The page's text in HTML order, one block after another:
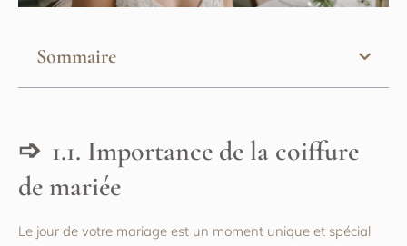
Sommaire
1.1. Importance de la coiffure
de mariée
Le jour de votre mariage est un moment unique et spécial